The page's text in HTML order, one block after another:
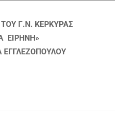
ΤΟΥ Γ.Ν. ΚΕΡΚΥΡΑΣ
ΕΙΡΗΝΗ»